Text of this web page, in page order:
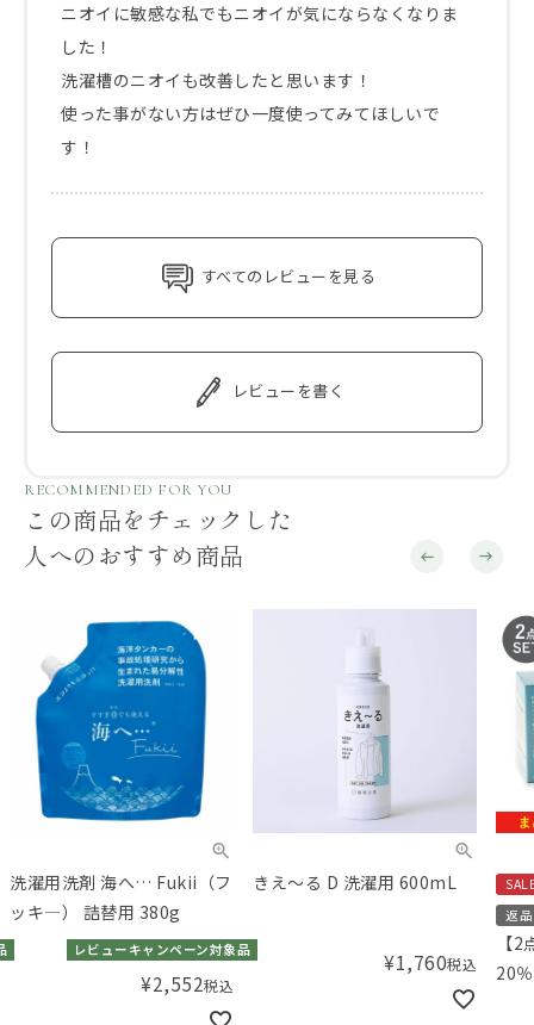
ニオイに敏感な私でもニオイが気にならなくなりま
した！
洗濯槽のニオイも改善したと思います！
使った事がない方はぜひ一度使ってみてほしいで
す！
すべてのレビューを見る
レビューを書く
RECOMMENDED FOR YOU
この商品をチェックした
人へのおすすめ商品
洗濯用洗剤 海へ… Fukii（フ
ッキ―） 詰替用 380g
レビューキャンペーン対象品
¥2,552税込
きえ～る D 洗濯用 600mL
¥1,760税込
返
【
20